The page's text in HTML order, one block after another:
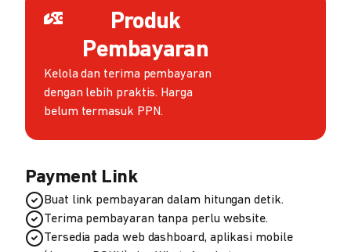
Produk
Pembayaran
Kelola dan terima pembayaran
dengan lebih praktis. Harga
belum termasuk PPN.
Payment Link
Buat link pembayaran dalam hitungan detik.
Terima pembayaran tanpa perlu website.
Tersedia pada web dashboard, aplikasi mobile